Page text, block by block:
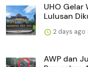
UHO Gelar
Lulusan
2 days ago
AWP dan